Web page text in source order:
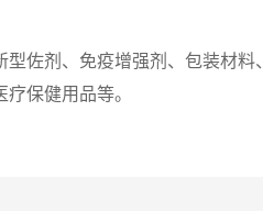
佐剂、免疫增强剂、包装材
保健用品等。